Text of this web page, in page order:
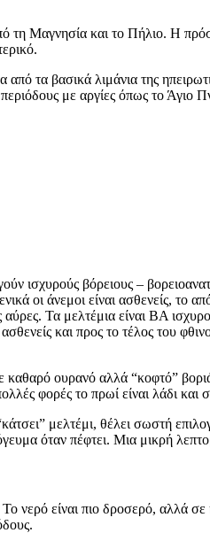
τη Μαγνησία και το Πήλιο. Η
τα βασικά λιμάνια της
με αργίες όπως το Άγιο
ισχυρούς βόρειους –
οι άνεμοι είναι ασθενείς, το
Τα μελτέμια είναι ΒΑ
και προς το τέλος του
καθαρό ουρανό αλλά “κοφτό”
φορές το πρωί είναι λάδι
μελτέμι, θέλει σωστή
όταν πέφτει. Μια μικρή
νερό είναι πιο δροσερό, αλλά